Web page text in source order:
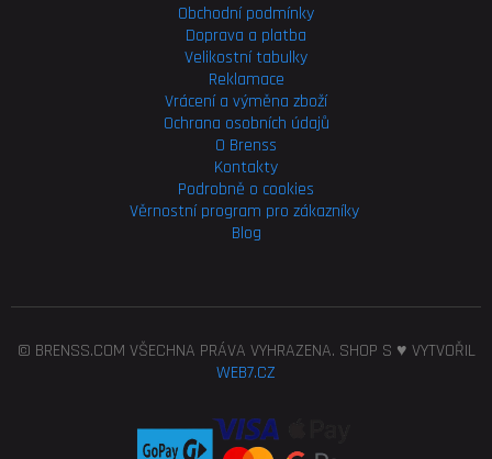
Obchodní podmínky
Doprava a platba
Velikostní tabulky
Reklamace
Vrácení a výměna zboží
Ochrana osobních údajů
O Brenss
Kontakty
Podrobně o cookies
Věrnostní program pro zákazníky
Blog
© BRENSS.COM VŠECHNA PRÁVA VYHRAZENA. SHOP S ♥ VYTVOŘIL
WEB7.CZ